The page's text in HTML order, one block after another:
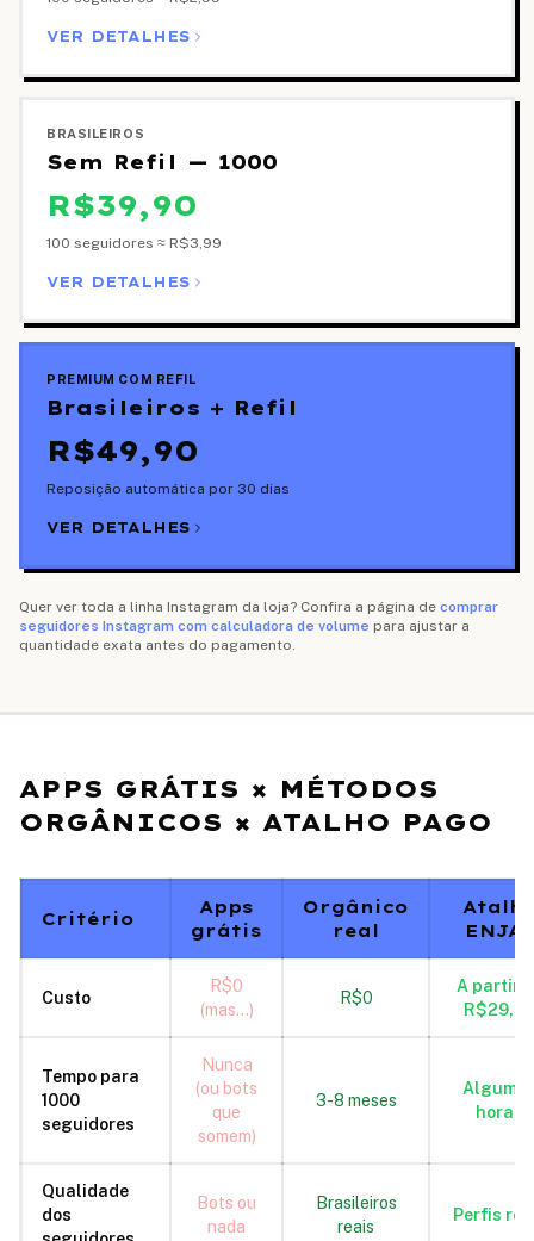
VER DETALHES
BRASILEIROS
Sem Refil — 1000
R$39,90
100 seguidores ≈ R$3,99
VER DETALHES
PREMIUM COM REFIL
Brasileiros + Refil
R$49,90
Reposição automática por 30 dias
VER DETALHES
Quer ver toda a linha Instagram da loja? Confira a página de comprar
seguidores Instagram com calculadora de volume para ajustar a
quantidade exata antes do pagamento.
APPS GRÁTIS × MÉTODOS
ORGÂNICOS × ATALHO PAGO
Critério
Apps
grátis
Orgânico
real
ENJAI
Custo
R$0
(mas...)
R$0
A partir
R$29,90
Tempo para
1000
seguidores
Nunca
(ou bots
que
somem)
3-8 meses
horas
Qualidade
dos
Bots ou
nada
Brasileiros
reais
Perfis